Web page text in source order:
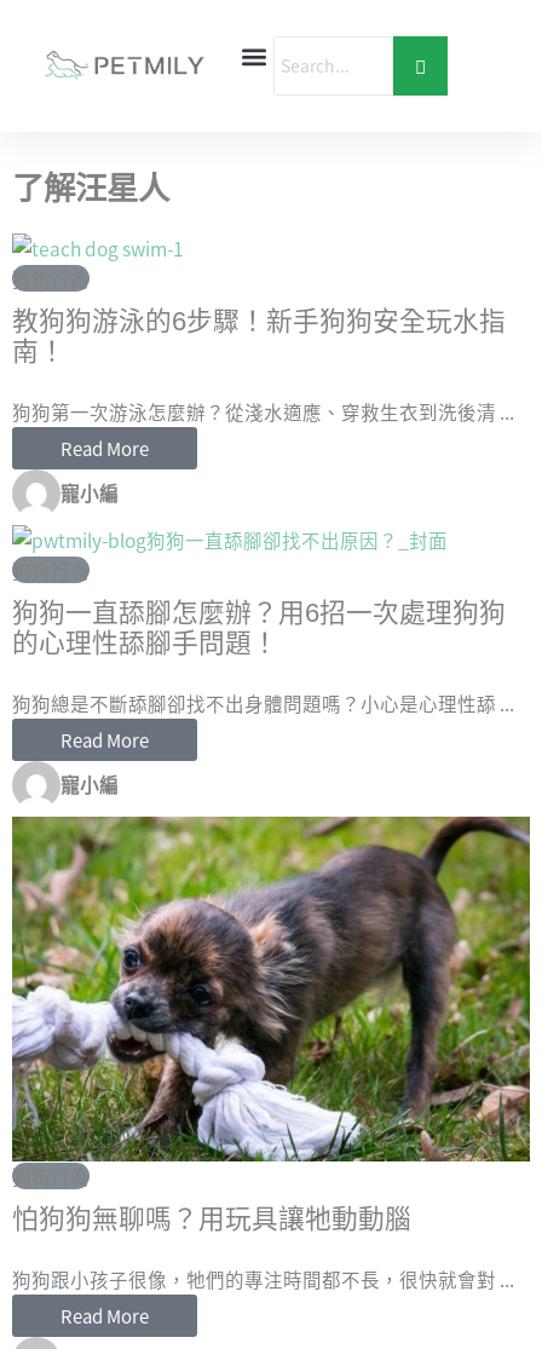
了解汪星人
狗狗行為
教狗狗游泳的6步驟！新手狗狗安全玩水指
南！
狗狗第一次游泳怎麼辦？從淺水適應、穿救生衣到洗後清 ...
Read More
寵小編
狗狗行為
狗狗一直舔腳怎麼辦？用6招一次處理狗狗
的心理性舔腳手問題！
狗狗總是不斷舔腳卻找不出身體問題嗎？小心是心理性舔 ...
Read More
寵小編
狗狗行為
怕狗狗無聊嗎？用玩具讓牠動動腦
狗狗跟小孩子很像，牠們的專注時間都不長，很快就會對 ...
Read More